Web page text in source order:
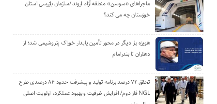
ماجراهای «سوسن» منطقه آزاد اروند /سازمان بازرسی استان
خوزستان چه می کند؟
هویزه بار دیگر در محور تأمین پایدار خوراک پتروشیمی شد؛ از
دهلران تا بندرامام
تحقق ۷۲ درصد برنامه تولید و پیشرفت حدود ۸۴ درصدی طرح
NGL فاز دوم/ افزایش ظرفیت و بهبود عملکرد، اولویت اصلی